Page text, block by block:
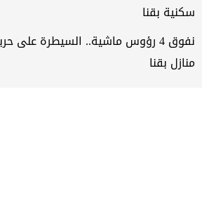
سكنية بقنا
منازل بقنا